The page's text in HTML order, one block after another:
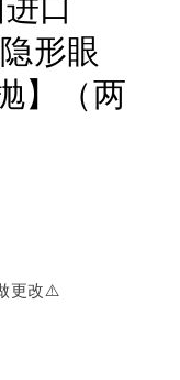
形眼
】（两
更改⚠️